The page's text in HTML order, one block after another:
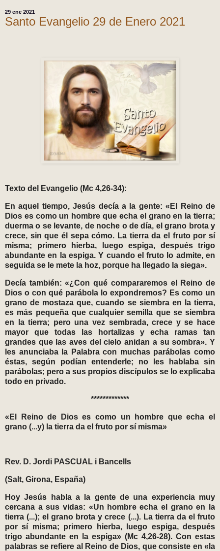
29 ene 2021
Santo Evangelio 29 de Enero 2021
Texto del Evangelio (Mc 4,26-34):
En aquel tiempo, Jesús decía a la gente: «El Reino de
Dios es como un hombre que echa el grano en la tierra;
duerma o se levante, de noche o de día, el grano brota y
crece, sin que él sepa cómo. La tierra da el fruto por sí
misma; primero hierba, luego espiga, después trigo
abundante en la espiga. Y cuando el fruto lo admite, en
seguida se le mete la hoz, porque ha llegado la siega».
Decía también: «¿Con qué compararemos el Reino de
Dios o con qué parábola lo expondremos? Es como un
grano de mostaza que, cuando se siembra en la tierra,
es más pequeña que cualquier semilla que se siembra
en la tierra; pero una vez sembrada, crece y se hace
mayor que todas las hortalizas y echa ramas tan
grandes que las aves del cielo anidan a su sombra». Y
les anunciaba la Palabra con muchas parábolas como
éstas, según podían entenderle; no les hablaba sin
parábolas; pero a sus propios discípulos se lo explicaba
todo en privado.
*************
«El Reino de Dios es como un hombre que echa el
grano (...y) la tierra da el fruto por sí misma»
Rev. D. Jordi PASCUAL i Bancells
(Salt, Girona, España)
Hoy Jesús habla a la gente de una experiencia muy
cercana a sus vidas: «Un hombre echa el grano en la
tierra (...); el grano brota y crece (...). La tierra da el fruto
por sí misma; primero hierba, luego espiga, después
trigo abundante en la espiga» (Mc 4,26-28). Con estas
palabras se refiere al Reino de Dios, que consiste en «la